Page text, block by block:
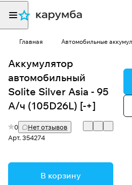
Главная Автомобильные
Аккумулятор
автомобильный
Solite Silver Asia - 95
А/ч (105D26L) [-+]
0
Нет отзывов
Арт.354274
В корзину